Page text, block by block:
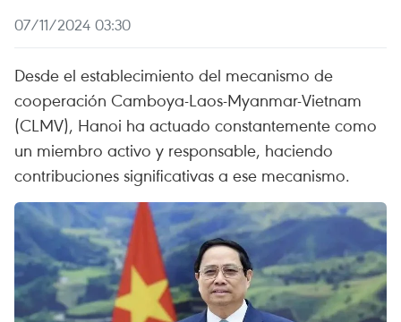
07/11/2024 03:30
Desde el establecimiento del mecanismo de
cooperación Camboya-Laos-Myanmar-Vietnam
(CLMV), Hanoi ha actuado constantemente como
un miembro activo y responsable, haciendo
contribuciones significativas a ese mecanismo.